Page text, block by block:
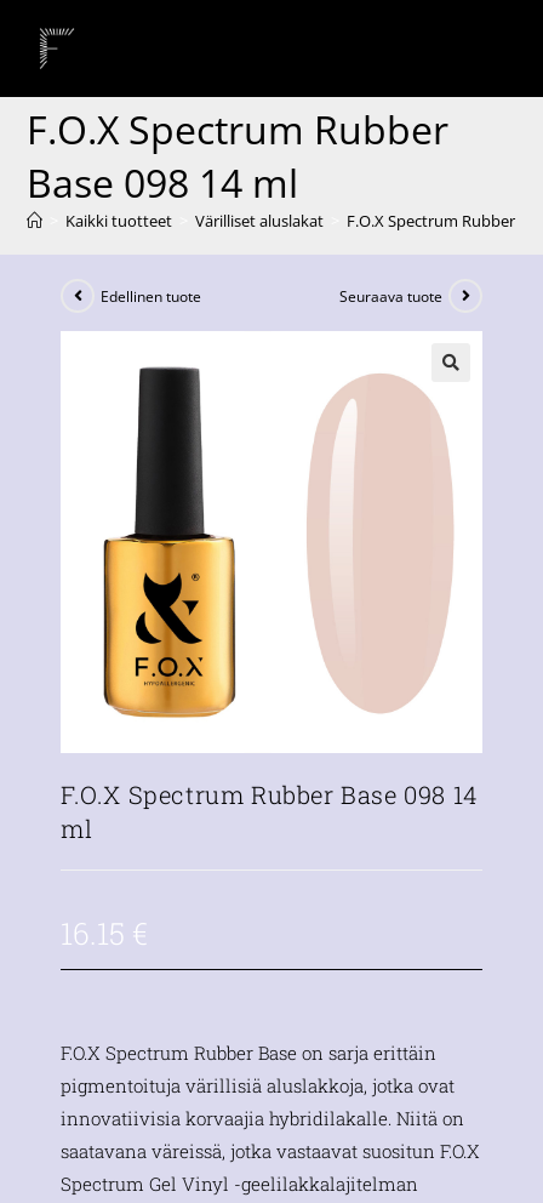
F.O.X Spectrum Rubber
Base 098 14 ml
Kaikki tuotteet Värilliset aluslakat F.O.X Spectrum Rubber
Edellinen tuote Seuraava tuote
F.O.X Spectrum Rubber Base 098 14
ml
16.15 €
F.O.X Spectrum Rubber Base on sarja erittäin
pigmentoituja värillisiä aluslakkoja, jotka ovat
innovatiivisia korvaajia hybridilakalle. Niitä on
saatavana väreissä, jotka vastaavat suositun F.O.X
Spectrum Gel Vinyl -geelilakkalajitelman